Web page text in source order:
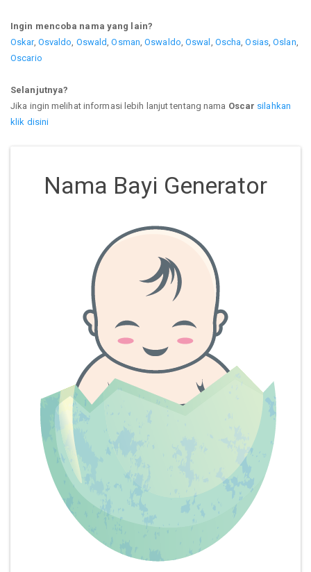
Ingin mencoba nama yang lain?
Oskar, Osvaldo Oswald ,Osman ,Oswaldo ,Oswal Oscha ,Osias,Oslan
Oscario
Selanjutnya?
Jika ingin melihat informasi lebih lanjut tentang nama Oscar silahkan
klik disini
Nama Bayi Generator